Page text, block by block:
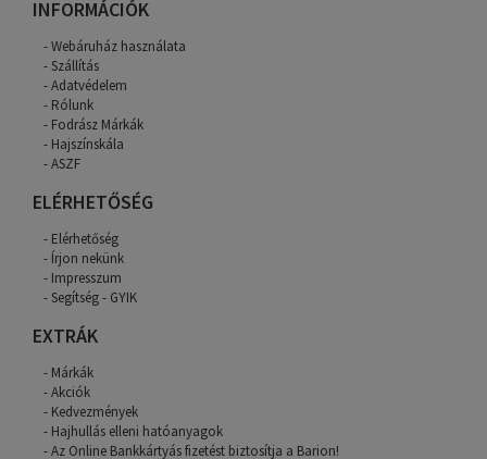
INFORMÁCIÓK
Webáruház használata
Szállítás
Adatvédelem
Rólunk
Fodrász Márkák
Hajszínskála
ASZF
ELÉRHETŐSÉG
Elérhetőség
Írjon nekünk
Impresszum
Segítség - GYIK
EXTRÁK
Márkák
Akciók
Kedvezmények
Hajhullás elleni hatóanyagok
Az Online Bankkártyás fizetést biztosítja a Barion!